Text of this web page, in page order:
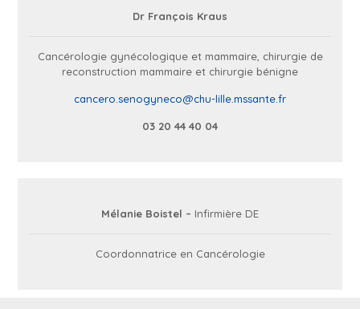
Dr François Kraus
Cancérologie gynécologique et mammaire, chirurgie de
reconstruction mammaire et chirurgie bénigne
cancero.senogyneco@chu-lille.mssante.fr
03 20 44 40 04
Mélanie Boistel – Infirmière DE
Coordonnatrice en Cancérologie